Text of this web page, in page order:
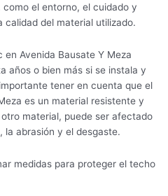
el entorno, el cuidado y
calidad del material utilizado.
en Avenida Bausate Y Meza
años o bien más si se instala y
tener en cuenta que el
es un material resistente y
material, puede ser afectado
la abrasión y el desgaste.
medidas para proteger el techo